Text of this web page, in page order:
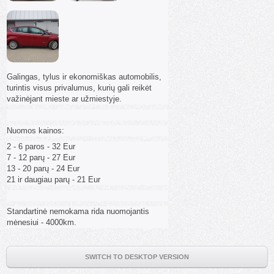
Galingas, tylus ir ekonomiškas automobilis,
turintis visus privalumus, kurių gali reikėt
važinėjant mieste ar užmiestyje.
Nuomos kainos:
2 - 6 paros - 32 Eur
7 - 12 parų - 27 Eur
13 - 20 parų - 24 Eur
21 ir daugiau parų - 21 Eur
Standartinė nemokama rida nuomojantis
mėnesiui - 4000km.
SWITCH TO DESKTOP VERSION